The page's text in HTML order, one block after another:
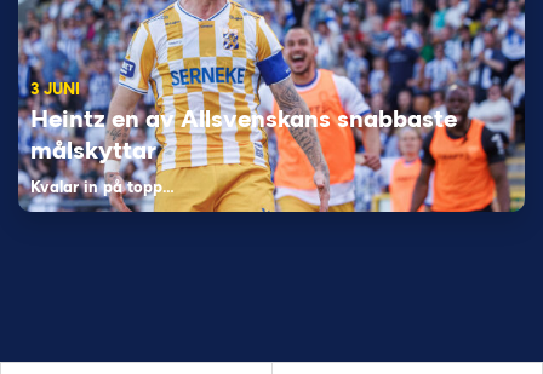
3 JUNI
Heintz en av Allsvenskans snabbaste
målskyttar
Kvalar in på topp…